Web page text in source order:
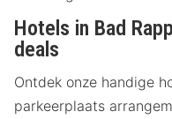
Hotels in Bad
deals
Ontdek onze handige
parkeerplaats